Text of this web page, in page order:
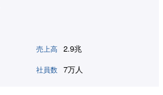
売上高 2.9兆
社員数 7万人